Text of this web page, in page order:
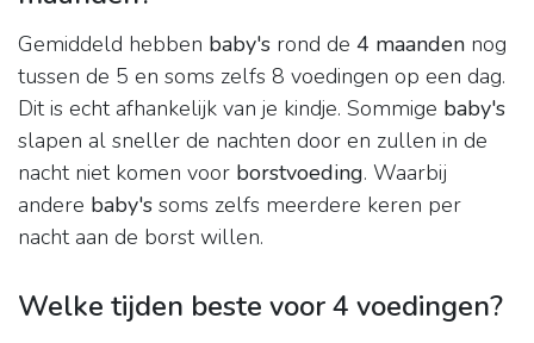
Gemiddeld hebben baby's rond de 4 maanden nog
tussen de 5 en soms zelfs 8 voedingen op een dag.
Dit is echt afhankelijk van je kindje. Sommige baby's
slapen al sneller de nachten door en zullen in de
nacht niet komen voor borstvoeding. Waarbij
andere baby's soms zelfs meerdere keren per
nacht aan de borst willen.
Welke tijden beste voor 4 voedingen?